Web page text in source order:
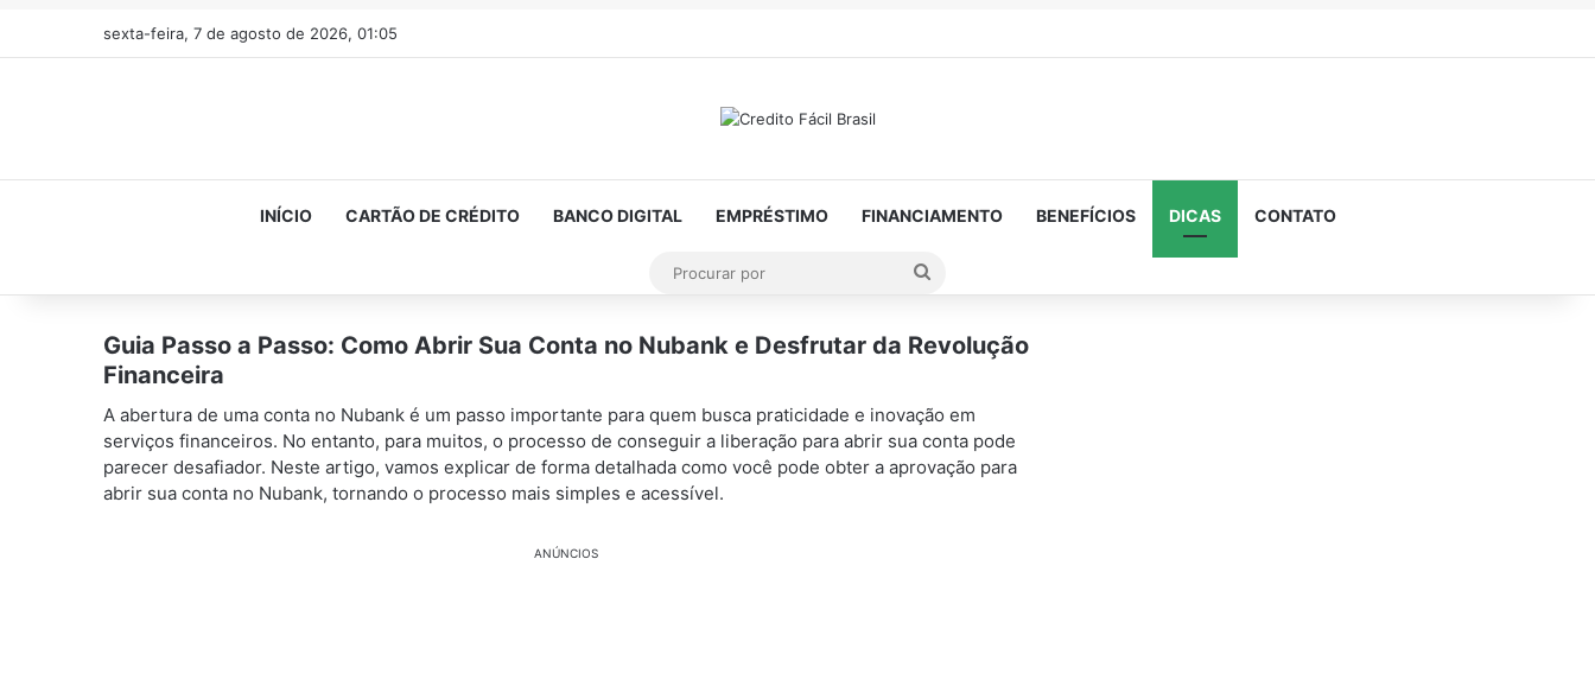
sexta-feira, 7 de agosto de 2026, 01:05
INÍCIO CARTÃO DE CRÉDITO BANCO DIGITAL EMPRÉSTIMO FINANCIAMENTO BENEFÍCIOS DICAS CONTATO
Guia Passo a Passo: Como Abrir Sua Conta no Nubank e Desfrutar da Revolução
Financeira
A abertura de uma conta no Nubank é um passo importante para quem busca praticidade e inovação em
serviços financeiros. No entanto, para muitos, o processo de conseguir a liberação para abrir sua conta pode
parecer desafiador. Neste artigo, vamos explicar de forma detalhada como você pode obter a aprovação para
abrir sua conta no Nubank, tornando o processo mais simples e acessível.
ANÚNCIOS